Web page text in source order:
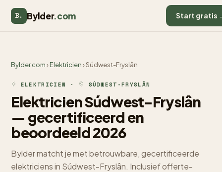
B. Bylder.com Start gratis
Bylder.com›Elektricien› Súdwest-Fryslân
ELEKTRICIEN · SÚDWEST-FRYSLÂN
Elektricien Súdwest-Fryslân
— gecertificeerd en
beoordeeld 2026
Bylder matcht je met betrouwbare, gecertificeerde
elektriciens in Súdwest-Fryslân. Inclusief offerte-